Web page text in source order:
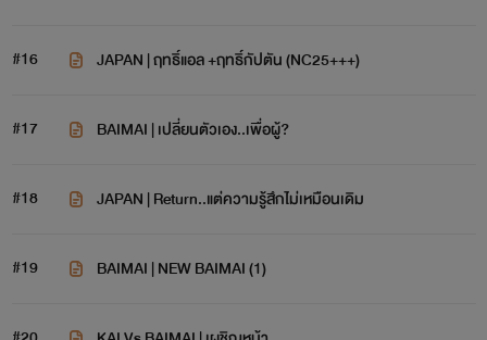
#16 JAPAN | ฤทธิ์แอล +ฤทธิ์กัปตัน (NC25+++)
#17 BAIMAI | เปลี่ยนตัวเอง..เพื่อผู้?
#18 JAPAN | Return..แต่ความรู้สึกไม่เหมือนเดิม
#19 BAIMAI | NEW BAIMAI (1)